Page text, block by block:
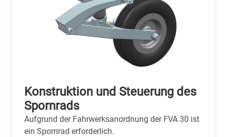
Konstruktion und Steuerung des
Spornrads
Aufgrund der Fahrwerksanordnung der FVA 30 ist
ein Spornrad erforderlich.